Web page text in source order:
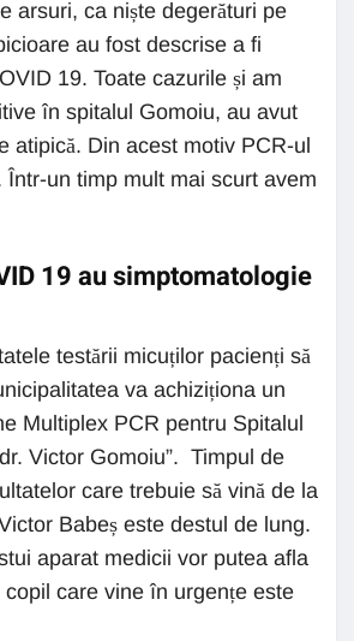
arsuri, ca niște degerături pe
au fost descrise a fi
19. Toate cazurile și am
în spitalul Gomoiu, au avut
atipică. Din acest motiv PCR-ul
Într-un timp mult mai scurt avem
19 au simptomatologie
testării micuților pacienți să
va achiziționa un
Multiplex PCR pentru Spitalul
Victor Gomoiu”. Timpul de
care trebuie să vină de la
Babeș este destul de lung.
aparat medicii vor putea afla
copil care vine în urgențe este